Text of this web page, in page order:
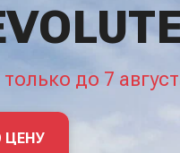
до 7
ЦЕНУ